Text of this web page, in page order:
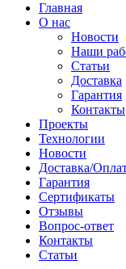
Главная
О нас
Новости
Наши
Статьи
Доставка
Гарантия
Контакты
Проекты
Технологии
Новости
Доставка/
Гарантия
Сертификаты
Отзывы
Вопрос-ответ
Контакты
Статьи